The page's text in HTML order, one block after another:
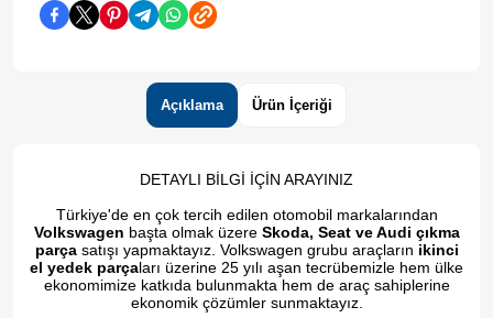
Açıklama Ürün İçeriği
DETAYLI BİLGİ İÇİN ARAYINIZ
Türkiye'de en çok tercih edilen otomobil markalarından
Volkswagen başta olmak üzere Skoda, Seat ve Audi çıkma
parçasatışı yapmaktayız. Volkswagen grubu araçların ikinci
el yedek parçaları üzerine 25 yılı aşan tecrübemizle hem ülke
ekonomimize katkıda bulunmakta hem de araç sahiplerine
ekonomik çözümler sunmaktayız.